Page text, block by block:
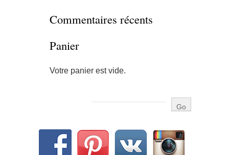
Commentaires récents
Panier
Votre panier est vide.